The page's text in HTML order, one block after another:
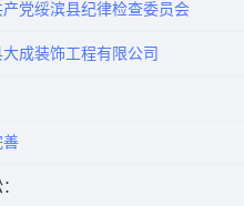
产党绥滨县纪律检查委员会
成装饰工程有限公司
善